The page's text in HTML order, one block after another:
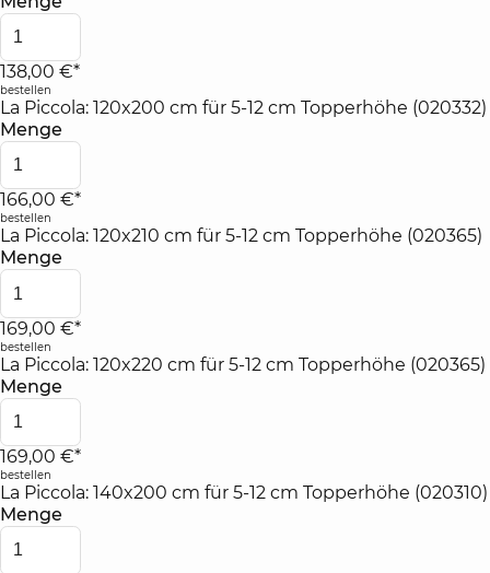
138,00 €*
bestellen
La Piccola: 120x200 cm für 5-12 cm Topperhöhe (020332)
Menge
166,00 €*
bestellen
La Piccola: 120x210 cm für 5-12 cm Topperhöhe (020365)
Menge
169,00 €*
bestellen
La Piccola: 120x220 cm für 5-12 cm Topperhöhe (020365)
Menge
169,00 €*
bestellen
La Piccola: 140x200 cm für 5-12 cm Topperhöhe (020310)
Menge